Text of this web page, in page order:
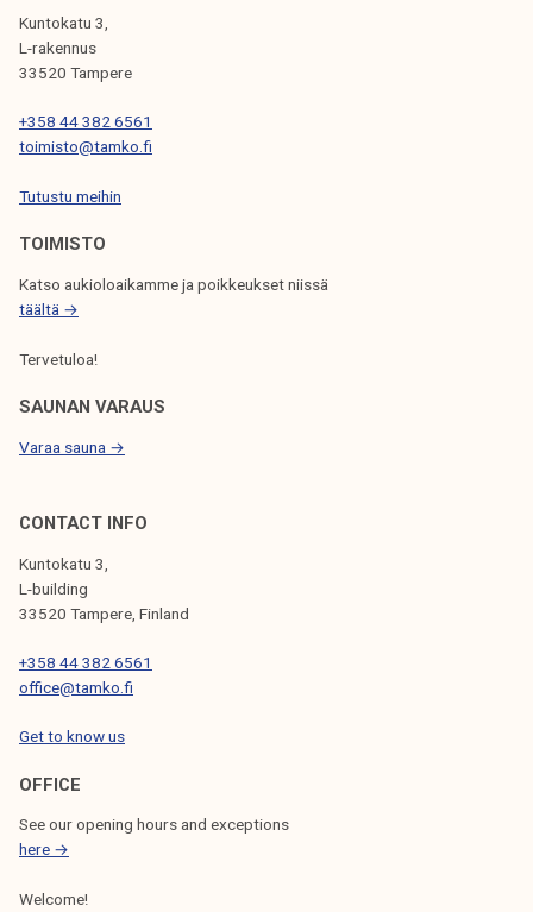
I
E
S
L
A
U
Kuntokatu 3,
L-rakennus
33520 Tampere
+358 44 382 6561
toimisto@tamko.fi
Tutustu meihin
TOIMISTO
Katso aukioloaikamme ja poikkeukset niissä
täältä →
Tervetuloa!
SAUNAN VARAUS
Varaa sauna →
CONTACT INFO
Kuntokatu 3,
L-building
33520 Tampere, Finland
+358 44 382 6561
office@tamko.fi
Get to know us
OFFICE
See our opening hours and exceptions
here →
Welcome!